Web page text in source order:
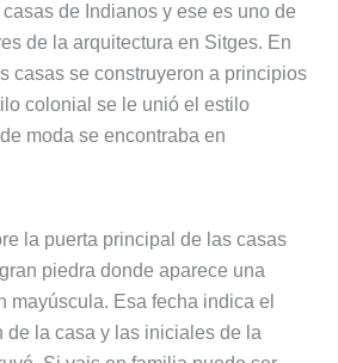
de Indianos y ese es uno de
de la arquitectura en Sitges. En
casas se construyeron a principios
colonial se le unió el estilo
moda se encontraba en
la puerta principal de las casas
piedra donde aparece una
mayúscula. Esa fecha indica el
de la casa y las iniciales de la